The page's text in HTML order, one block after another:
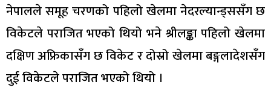
नेपालले समूह चरणको पहिलो खेलमा नेदरल्यान्ड्ससँग छ
विकेटले पराजित भएको थियो भने श्रीलङ्का पहिलो खेलमा
दक्षिण अफ्रिकासँग छ विकेट र दोस्रो खेलमा बङ्गलादेशसँग
दुई विकेटले पराजित भएको थियो ।